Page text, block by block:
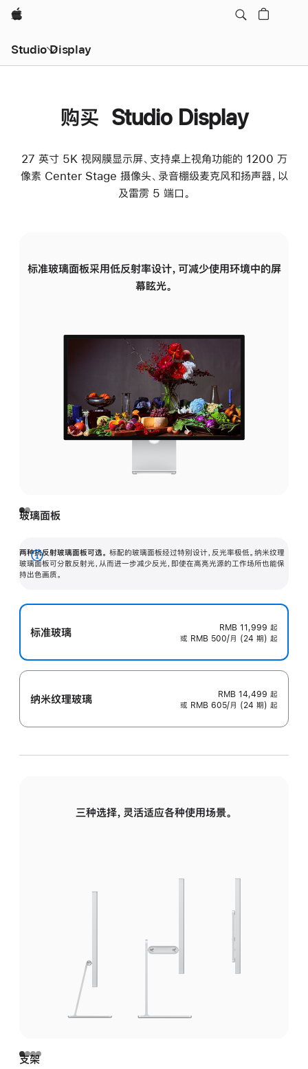
Apple
Studio Display
购买 Studio Display
27 英寸 5K 视网膜显示屏、支持桌上视角功能的 1200 万
像素 Center Stage 摄像头、录音棚级麦克风和扬声器，以
及雷雳 5 端口。
标准玻璃面板采用低反射率设计，可减少使用环境中的屏
幕眩光。
玻璃面板
两种抗反射玻璃面板可选。 标配的玻璃面板经过特别设计，反光率极低。纳米纹理
玻璃面板可分散反射光，从而进一步减少反光，即使在高亮光源的工作场所也能保
持出色画质。
展
开
标准玻璃 RMB 11,999 起
或 RMB 500/月 (24 期) 起
纳米纹理玻璃 RMB 14,499 起
或 RMB 605/月 (24 期) 起
三种选择，灵活适应各种使用场景。
支架